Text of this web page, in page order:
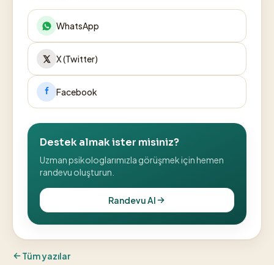
WhatsApp
X (Twitter)
Facebook
Destek almak ister misiniz?
Uzman psikologlarımızla görüşmek için hemen
randevu oluşturun.
Randevu Al
Tüm yazılar